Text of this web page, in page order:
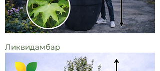
Ликвидамбар